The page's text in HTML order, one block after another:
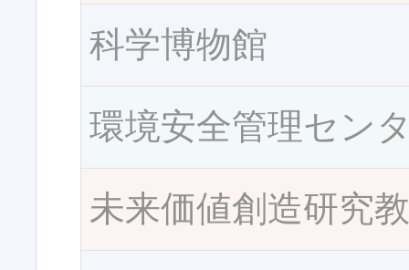
科学博物館
環境安全管理セン
未来価値創造研究